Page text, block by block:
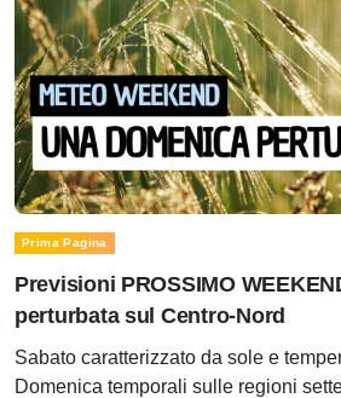
Prima Pagina
Previsioni PROSSIMO
perturbata sul Centro-Nord
Sabato caratterizzato da sole e
Domenica temporali sulle regioni